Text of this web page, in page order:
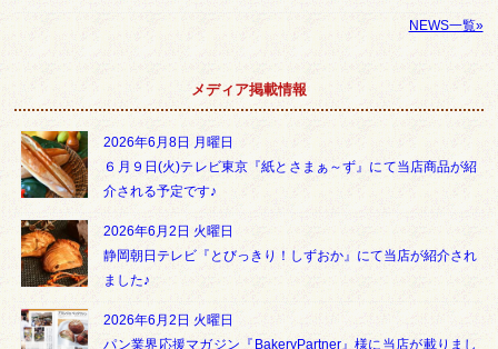
NEWS一覧»
メディア掲載情報
2026年6月8日 月曜日
６月９日(火)テレビ東京『紙とさまぁ～ず』にて当店商品が紹
介される予定です♪
2026年6月2日 火曜日
静岡朝日テレビ『とびっきり！しずおか』にて当店が紹介され
ました♪
2026年6月2日 火曜日
パン業界応援マガジン『BakeryPartner』様に当店が載りまし